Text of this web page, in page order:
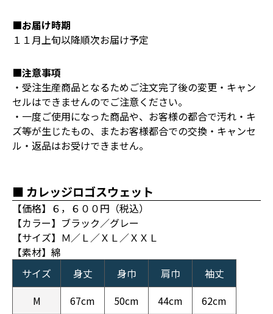
■お届け時期
１１月上旬以降順次お届け予定
■注意事項
・受注生産商品となるためご注文完了後の変更・キャン
セルはできませんのでご注意ください。
・一度ご使用になった商品や、お客様の都合で汚れ・キ
ズ等が生じたもの、またお客様都合での交換・キャンセ
ル・返品はお受けできません。
■ カレッジロゴスウェット
【価格】６，６００円（税込）
【カラー】ブラック／グレー
【サイズ】Ｍ／Ｌ／ＸＬ／ＸＸＬ
【素材】綿
サイズ
身丈 身巾 肩巾
袖丈
M
67cm 50cm 44cm
62cm